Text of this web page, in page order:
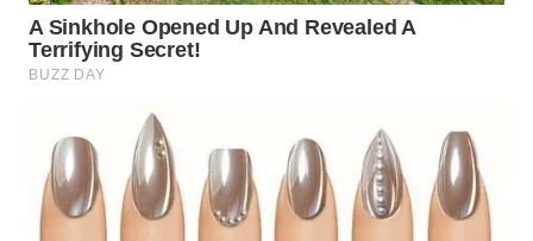
WN
KUNINGAN
MAJALENGKA
WN
SUBANG